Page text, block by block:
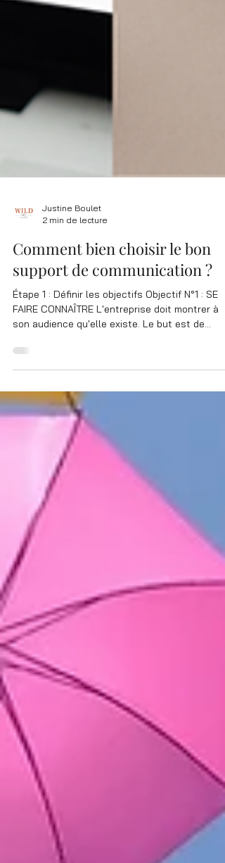
2 min de lecture
Comment bien choisir le bon
support de communication ?
Étape 1 : Définir les objectifs Objectif N°1 : SE
son audience qu'elle existe. Le but est de...